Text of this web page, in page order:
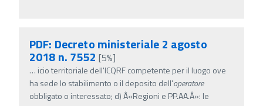
PDF: Decreto ministeriale 2 agosto
2018 n. 7552 [5%]
… icio territoriale dell'ICQRF competente per il luogo ove
ha sede lo stabilimento o il deposito dell'operatore
obbligato o interessato; d) Â«Regioni e PP.AA.Â»: le